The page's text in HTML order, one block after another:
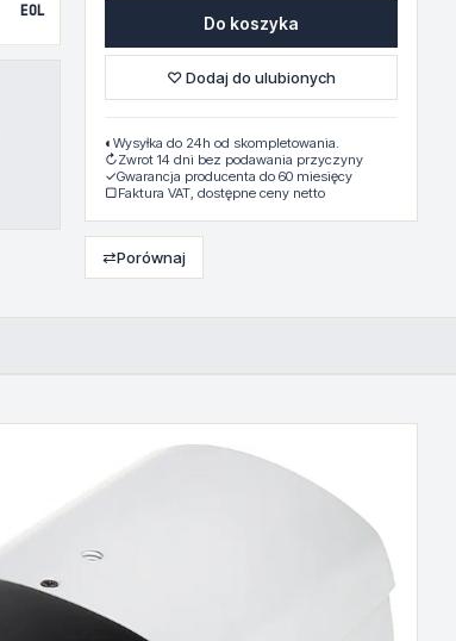
EOL
Do koszyka
♡ Dodaj do ulubionych
◐ Wysyłka do 24h od skompletowania.
↻Zwrot 14 dni bez podawania przyczyny
✓Gwarancja producenta do 60 miesięcy
▢Faktura VAT, dostępne ceny netto
⇄Porównaj